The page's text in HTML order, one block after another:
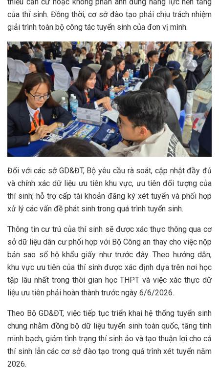
thiếu căn cứ hoặc không phản ánh đúng năng lực nền tảng
của thí sinh. Đồng thời, cơ sở đào tạo phải chịu trách nhiệm
giải trình toàn bộ công tác tuyển sinh của đơn vị mình.
Đối với các sở GD&ĐT, Bộ yêu cầu rà soát, cập nhật đầy đủ
và chính xác dữ liệu ưu tiên khu vực, ưu tiên đối tượng của
thí sinh; hỗ trợ cấp tài khoản đăng ký xét tuyển và phối hợp
xử lý các vấn đề phát sinh trong quá trình tuyển sinh.
Thông tin cư trú của thí sinh sẽ được xác thực thông qua cơ
sở dữ liệu dân cư phối hợp với Bộ Công an thay cho việc nộp
bản sao sổ hộ khẩu giấy như trước đây. Theo hướng dẫn,
khu vực ưu tiên của thí sinh được xác định dựa trên nơi học
tập lâu nhất trong thời gian học THPT và việc xác thực dữ
liệu ưu tiên phải hoàn thành trước ngày 6/6/2026.
Theo Bộ GD&ĐT, việc tiếp tục triển khai hệ thống tuyển sinh
chung nhằm đồng bộ dữ liệu tuyển sinh toàn quốc, tăng tính
minh bạch, giảm tình trạng thí sinh ảo và tạo thuận lợi cho cả
thí sinh lẫn các cơ sở đào tạo trong quá trình xét tuyển năm
2026.